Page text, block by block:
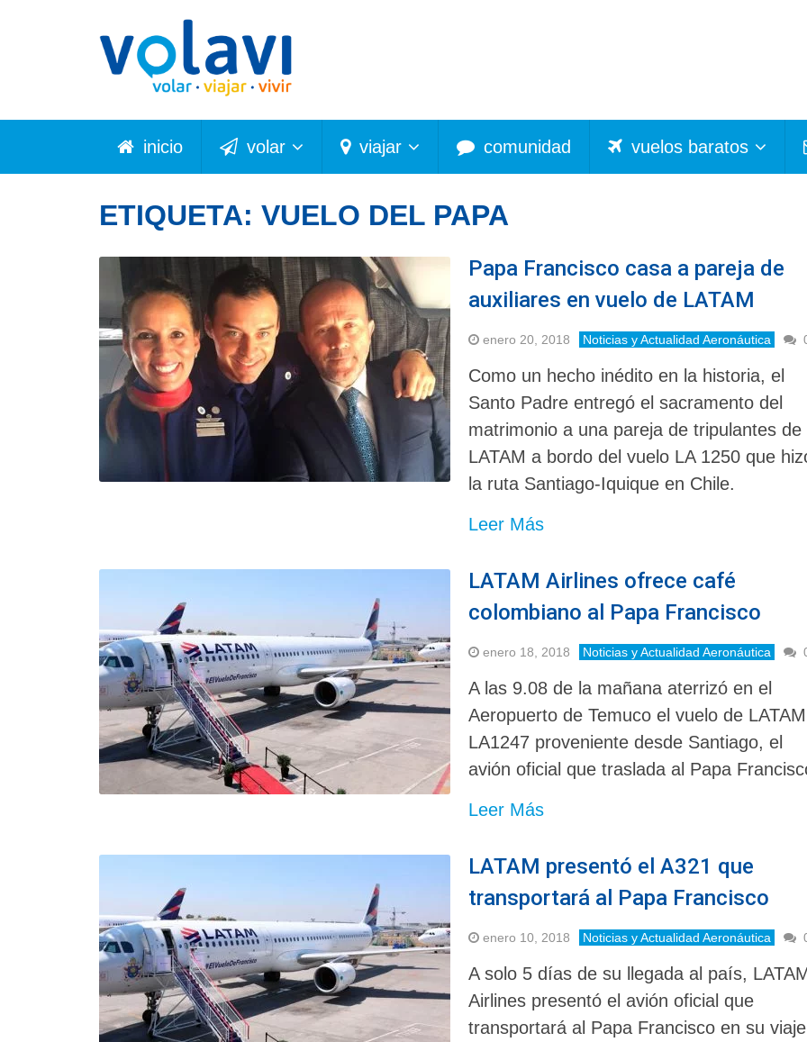
inicio volar viajar comunidad vuelos baratos
ETIQUETA: VUELO DEL PAPA
Papa Francisco casa a pareja de
auxiliares en vuelo de LATAM
enero 20, 2018 Noticias y Actualidad Aeronáutica
Como un hecho inédito en la historia, el
Santo Padre entregó el sacramento del
matrimonio a una pareja de tripulantes de
LATAM a bordo del vuelo LA 1250 que
la ruta Santiago-Iquique en Chile.
Leer Más
LATAM Airlines ofrece café
colombiano al Papa Francisco
enero 18, 2018 Noticias y Actualidad Aeronáutica
A las 9.08 de la mañana aterrizó en el
Aeropuerto de Temuco el vuelo de LATAM
LA1247 proveniente desde Santiago, el
avión oficial que traslada al Papa
Leer Más
LATAM presentó el A321 que
transportará al Papa Francisco
enero 10, 2018 Noticias y Actualidad Aeronáutica
A solo 5 días de su llegada al país,
Airlines presentó el avión oficial que
transportará al Papa Francisco en su viaje